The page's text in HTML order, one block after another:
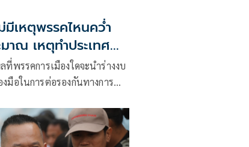
มีเหตุพรรคไหนคว่ำ
าณ เหตุทำประเทศ
พรรคการเมืองใดจะนำร่างงบ
มือในการต่อรองกันทางการ